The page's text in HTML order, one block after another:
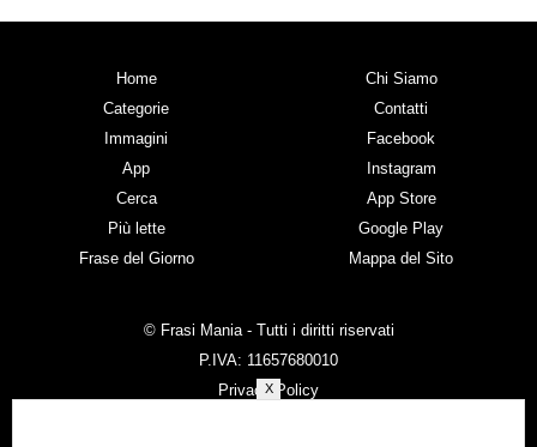
Home
Categorie
Immagini
App
Cerca
Più lette
Frase del Giorno
Chi Siamo
Contatti
Facebook
Instagram
App Store
Google Play
Mappa del Sito
© Frasi Mania - Tutti i diritti riservati
P.IVA: 11657680010
Privacy Policy
X